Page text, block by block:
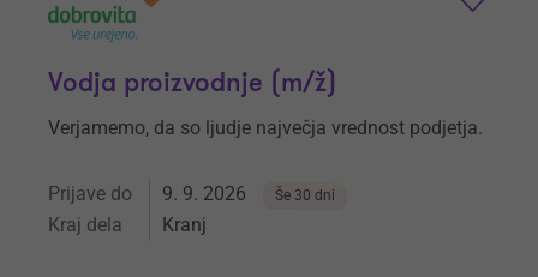
Vodja proizvodnje (m/ž)
Verjamemo, da so ljudje največja vrednost podjetja.
Prijave do 9. 9. 2026 Še 30 dni
Kraj dela Kranj